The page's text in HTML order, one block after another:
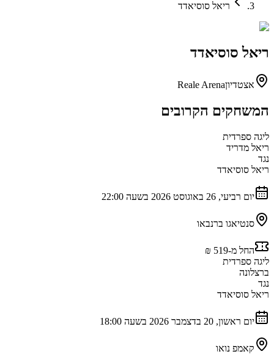
ריאל סוסיאדד
ריאל סוסיאדד
אצטדיוןReale Arena
המשחקים הקרובים
ליגה ספרדית
ריאל מדריד
נגד
ריאל סוסיאדד
יום רביעי, 26 באוגוסט 2026 בשעה 22:00
סנטיאגו ברנבאו
החל מ-‏519 ‏₪
ליגה ספרדית
ברצלונה
נגד
ריאל סוסיאדד
יום ראשון, 20 בדצמבר 2026 בשעה 18:00
קאמפ נואו